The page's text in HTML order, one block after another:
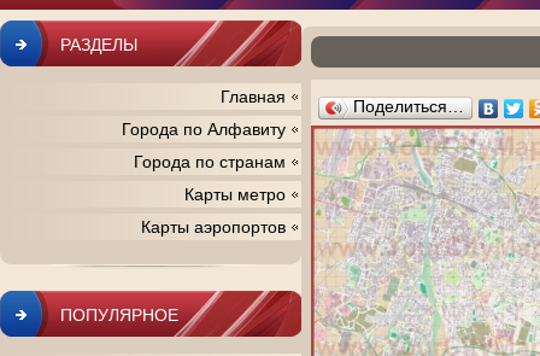
Поделиться…
РАЗДЕЛЫ
Главная
Города по Алфавиту
Города по странам
Карты метро
Карты аэропортов
ПОПУЛЯРНОЕ